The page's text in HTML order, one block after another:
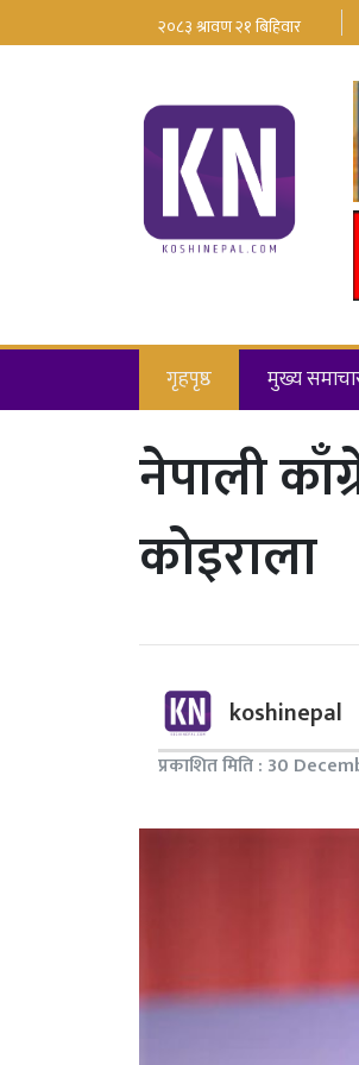
गृहपृष्ठ मुख्य
नेपाली
कोइराला
koshinepal
प्रकाशित मिति : 30